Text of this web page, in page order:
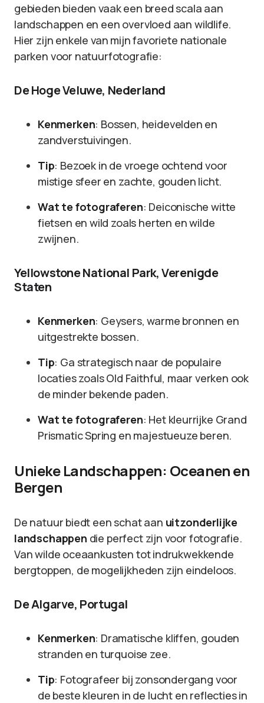
gebieden bieden vaak een breed scala aan
landschappen en een overvloed aan wildlife.
Hier zijn enkele van mijn favoriete nationale
parken voor natuurfotografie:
De Hoge Veluwe, Nederland
Kenmerken: Bossen, heidevelden en
zandverstuivingen.
Tip: Bezoek in de vroege ochtend voor
mistige sfeer en zachte, gouden licht.
Wat te fotograferen: Deiconische witte
fietsen en wild zoals herten en wilde
zwijnen.
Yellowstone National Park, Verenigde
Staten
Kenmerken: Geysers, warme bronnen en
uitgestrekte bossen.
Tip: Ga strategisch naar de populaire
locaties zoals Old Faithful, maar verken ook
de minder bekende paden.
Wat te fotograferen: Het kleurrijke Grand
Prismatic Spring en majestueuze beren.
Unieke Landschappen: Oceanen en
Bergen
De natuur biedt een schat aan uitzonderlijke
landschappen die perfect zijn voor fotografie.
Van wilde oceaankusten tot indrukwekkende
bergtoppen, de mogelijkheden zijn eindeloos.
De Algarve, Portugal
Kenmerken: Dramatische kliffen, gouden
stranden en turquoise zee.
Tip: Fotografeer bij zonsondergang voor
de beste kleuren in de lucht en reflecties in